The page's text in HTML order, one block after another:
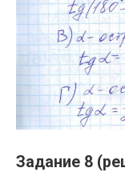
Задание 8